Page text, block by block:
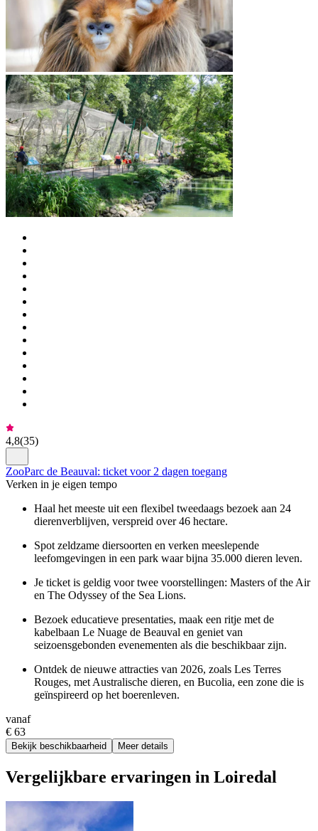
4,8(35)
ZooParc de Beauval: ticket voor 2 dagen toegang
Verken in je eigen tempo
Haal het meeste uit een flexibel tweedaags bezoek aan 24
dierenverblijven, verspreid over 46 hectare.
Spot zeldzame diersoorten en verken meeslepende
leefomgevingen in een park waar bijna 35.000 dieren leven.
Je ticket is geldig voor twee voorstellingen: Masters of the Air
en The Odyssey of the Sea Lions.
Bezoek educatieve presentaties, maak een ritje met de
kabelbaan Le Nuage de Beauval en geniet van
seizoensgebonden evenementen als die beschikbaar zijn.
Ontdek de nieuwe attracties van 2026, zoals Les Terres
Rouges, met Australische dieren, en Bucolia, een zone die is
geïnspireerd op het boerenleven.
vanaf
€ 63
Bekijk beschikbaarheid Meer details
Vergelijkbare ervaringen in Loiredal